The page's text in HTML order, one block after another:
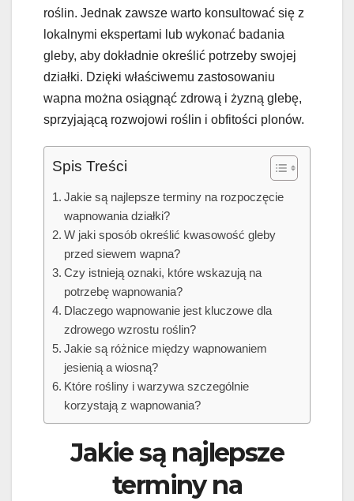
roślin. Jednak zawsze warto konsultować się z
lokalnymi ekspertami lub wykonać badania
gleby, aby dokładnie określić potrzeby swojej
działki. Dzięki właściwemu zastosowaniu
wapna można osiągnąć zdrową i żyzną glebę,
sprzyjającą rozwojowi roślin i obfitości plonów.
Spis Treści
Jakie są najlepsze terminy na rozpoczęcie
wapnowania działki?
W jaki sposób określić kwasowość gleby
przed siewem wapna?
Czy istnieją oznaki, które wskazują na
potrzebę wapnowania?
Dlaczego wapnowanie jest kluczowe dla
zdrowego wzrostu roślin?
Jakie są różnice między wapnowaniem
jesienią a wiosną?
Które rośliny i warzywa szczególnie
korzystają z wapnowania?
Jakie są najlepsze
terminy na